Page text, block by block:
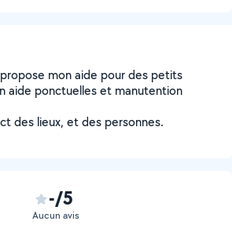
mon aide pour des petits
aide ponctuelles et manutention
des lieux, et des personnes.
-/5
Aucun avis